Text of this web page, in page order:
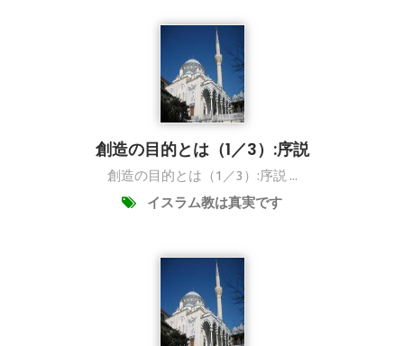
創造の目的とは（1／3）:序説
創造の目的とは（1／3）:序説 ...
イスラム教は真実です